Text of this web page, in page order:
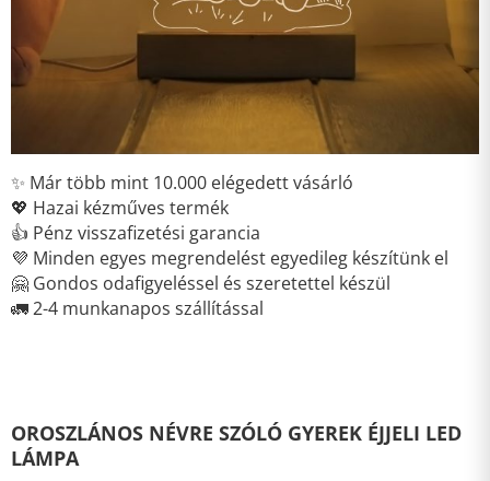
✨ Már több mint 10.000 elégedett vásárló
💖 Hazai kézműves termék
👍 Pénz visszafizetési garancia
💜 Minden egyes megrendelést egyedileg készítünk el
🤗 Gondos odafigyeléssel és szeretettel készül
🚛 2-4 munkanapos szállítással
OROSZLÁNOS NÉVRE SZÓLÓ GYEREK ÉJJELI LED
LÁMPA